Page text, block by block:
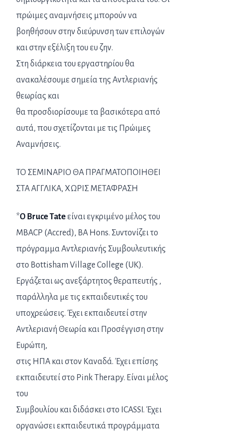
πρώιμες αναμνήσεις μπορούν να
βοηθήσουν στην διεύρυνση των επιλογών
και στην εξέλιξη του ευ ζην.
Στη διάρκεια του εργαστηρίου θα
ανακαλέσουμε σημεία της Αντλεριανής
θεωρίας και
θα προσδιορίσουμε τα βασικότερα από
αυτά, που σχετίζονται με τις Πρώιμες
Αναμνήσεις.
ΤΟ ΣΕΜΙΝΑΡΙΟ ΘΑ ΠΡΑΓΜΑΤΟΠΟΙΗΘΕΙ
ΣΤΑ ΑΓΓΛΙΚΑ, ΧΩΡΙΣ ΜΕΤΑΦΡΑΣΗ
*O Bruce Tateείναι εγκριμένο μέλος του
MBACP (Accred), BA Hons. Συντονίζει το
πρόγραμμα Αντλεριανής Συμβουλευτικής
στο Bottisham Village College (UK).
Εργάζεται ως ανεξάρτητος θεραπευτής ,
παράλληλα με τις εκπαιδευτικές του
υποχρεώσεις. Έχει εκπαιδευτεί στην
Αντλεριανή Θεωρία και Προσέγγιση στην
Ευρώπη,
στις ΗΠΑ και στον Καναδά. Έχει επίσης
εκπαιδευτεί στο Pink Therapy. Είναι μέλος
του
Συμβουλίου και διδάσκει στο ICASSI. Έχει
οργανώσει εκπαιδευτικά προγράμματα